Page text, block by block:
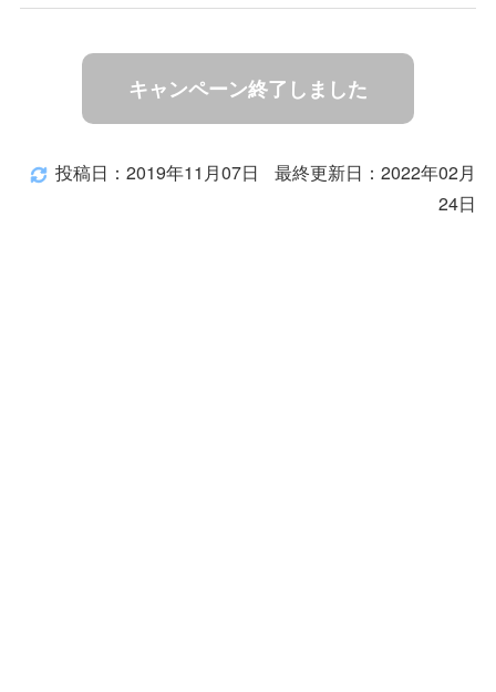
キャンペーン終了しました
投稿日：2019年11月07日
最終更新日：2022年02月
24日